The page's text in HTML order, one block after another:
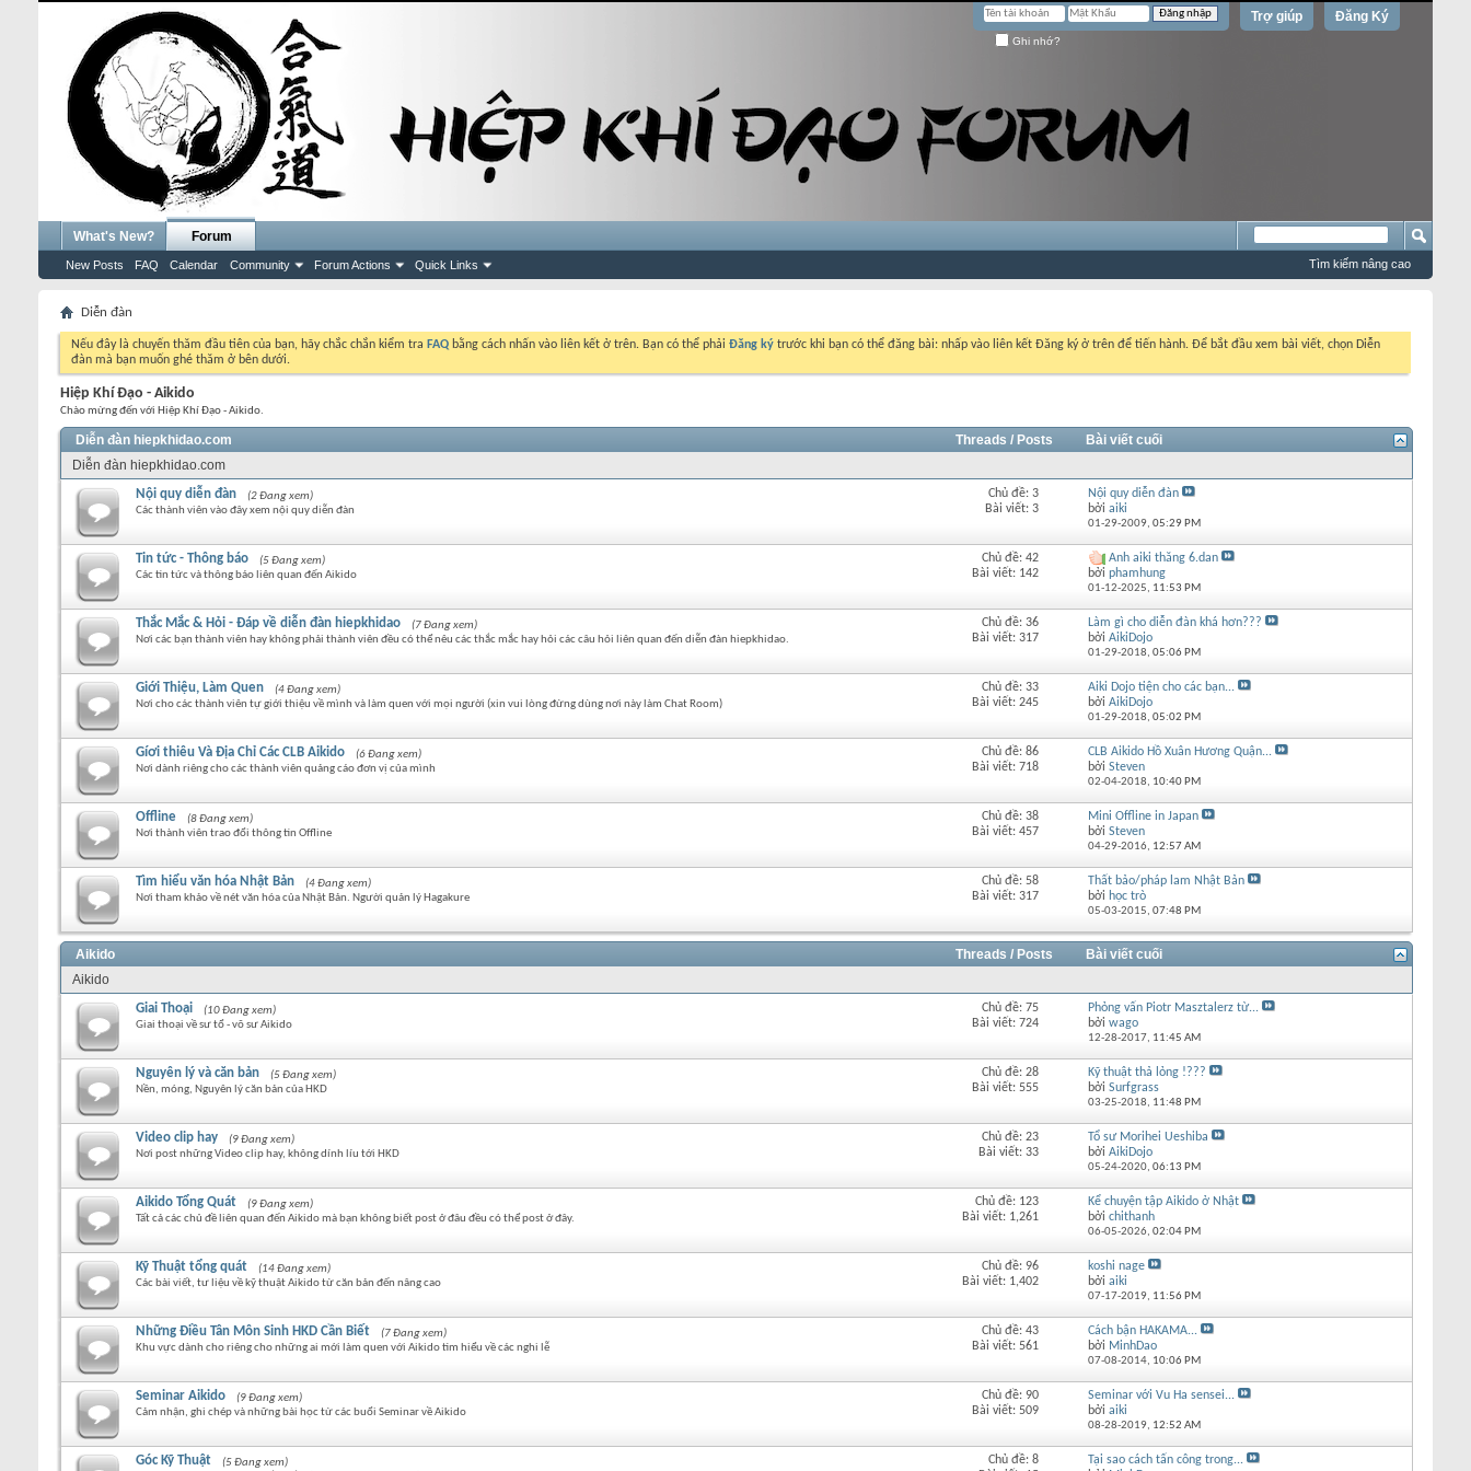
Đăng Ký
Trợ giúp
Ghi nhớ?
What's New? Forum
New Posts FAQ Calendar Community Forum Actions Quick Links Tìm kiếm nâng cao
Diễn đàn
Nếu đây là chuyến thăm đầu tiên của bạn, hãy chắc chắn kiểm tra FAQ bằng cách nhấn vào liên kết ở trên. Bạn có thể phải Đăng ký trước khi bạn có thể đăng bài: nhấp vào liên kết Đăng ký ở trên để tiến hành. Để bắt đầu xem bài viết, chọn Diễn
đàn mà bạn muốn ghé thăm ở bên dưới.
Hiệp Khí Đạo - Aikido
Chào mừng đến với Hiệp Khí Đạo - Aikido.
Diễn đàn hiepkhidao.com Threads / Posts
Bài viết cuối
Diễn đàn hiepkhidao.com
Nội quy diễn đàn
(2 Đang xem)
Các thành viên vào đây xem nội quy diễn đàn
Chủ đề: 3
Bài viết: 3
Nội quy diễn đàn
bởi aiki
01-29-2009, 05:29 PM
Tin tức - Thông báo
(5 Đang xem)
Các tin tức và thông báo liên quan đến Aikido
Chủ đề: 42
Bài viết: 142
Anh aiki thăng 6.dan
bởi phamhung
01-12-2025, 11:53 PM
Thắc Mắc & Hỏi - Đáp về diễn đàn hiepkhidao
(7 Đang xem)
Nơi các bạn thành viên hay không phải thành viên đều có thể nêu các thắc mắc hay hỏi các câu hỏi liên quan đến diễn đàn hiepkhidao.
Chủ đề: 36
Bài viết: 317
Làm gì cho diễn đàn khá hơn???
bởi AikiDojo
01-29-2018, 05:06 PM
Giới Thiệu, Làm Quen
(4 Đang xem)
Nơi cho các thành viên tự giới thiệu về mình và làm quen với mọi người (xin vui lòng đừng dùng nơi này làm Chat Room)
Chủ đề: 33
Bài viết: 245
Aiki Dojo tiện cho các bạn...
bởi AikiDojo
01-29-2018, 05:02 PM
Gíơi thiêu Và Địa Chỉ Các CLB Aikido
(6 Đang xem)
Nơi dành riêng cho các thành viên quảng cáo đơn vị của mình
Chủ đề: 86
Bài viết: 718
CLB Aikido Hồ Xuân Hương Quận...
bởi Steven
02-04-2018, 10:40 PM
Offline
(8 Đang xem)
Nơi thành viên trao đổi thông tin Offline
Chủ đề: 38
Bài viết: 457
Mini Offline in Japan
bởi Steven
04-29-2016, 12:57 AM
Tìm hiểu văn hóa Nhật Bản
(4 Đang xem)
Nơi tham khảo về nét văn hóa của Nhật Bản. Người quản lý Hagakure
Chủ đề: 58
Bài viết: 317
Thất bảo/pháp lam Nhật Bản
bởi học trò
05-03-2015, 07:48 PM
Aikido Threads / Posts
Bài viết cuối
Aikido
Giai Thoại
(10 Đang xem)
Giai thoại về sư tổ - võ sư Aikido
Chủ đề: 75
Bài viết: 724
Phỏng vấn Piotr Masztalerz từ...
bởi wago
12-28-2017, 11:45 AM
Nguyên lý và căn bản
(5 Đang xem)
Nền, móng, Nguyên lý căn bản của HKD
Chủ đề: 28
Bài viết: 555
Kỹ thuật thả lỏng !???
bởi Surfgrass
03-25-2018, 11:48 PM
Video clip hay
(9 Đang xem)
Nơi post những Video clip hay, không dính líu tới HKD
Chủ đề: 23
Bài viết: 33
Tổ sư Morihei Ueshiba
bởi AikiDojo
05-24-2020, 06:13 PM
Aikido Tổng Quát
(9 Đang xem)
Tất cả các chủ đề liên quan đến Aikido mà bạn không biết post ở đâu đều có thể post ở đây.
Chủ đề: 123
Bài viết: 1,261
Kể chuyện tập Aikido ở Nhật
bởi chithanh
06-05-2026, 02:04 PM
Kỹ Thuật tổng quát
(14 Đang xem)
Các bài viết, tư liệu về kỹ thuật Aikido từ căn bản đến nâng cao
Chủ đề: 96
Bài viết: 1,402
koshi nage
bởi aiki
07-17-2019, 11:56 PM
Những Điều Tân Môn Sinh HKD Cần Biết
(7 Đang xem)
Khu vực dành cho riêng cho những ai mới làm quen với Aikido tìm hiểu về các nghi lễ
Chủ đề: 43
Bài viết: 561
Cách bận HAKAMA...
bởi MinhDao
07-08-2014, 10:06 PM
Seminar Aikido
(9 Đang xem)
Cảm nhận, ghi chép và những bài học từ các buổi Seminar về Aikido
Chủ đề: 90
Bài viết: 509
Seminar với Vu Ha sensei...
bởi aiki
08-28-2019, 12:52 AM
Góc Kỹ Thuật
(5 Đang xem)
Chủ đề: 8
Tại sao cách tấn công trong...